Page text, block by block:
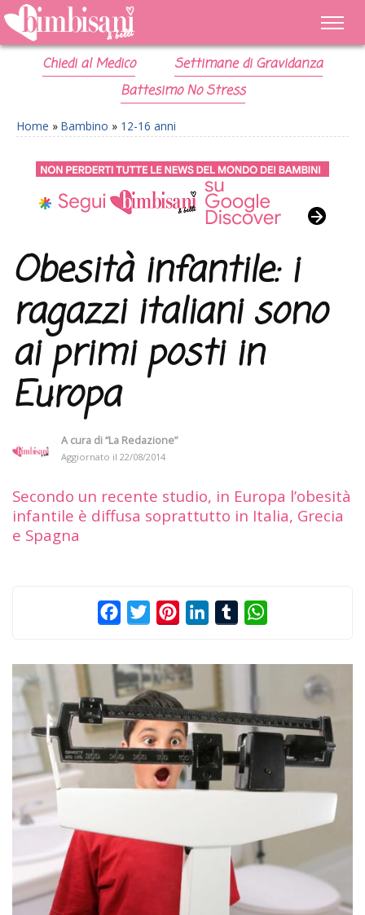
Chiedi al Medico
Settimane di Gravidanza
Battesimo No Stress
Home » Bambino » 12-16 anni
Obesità infantile: i
ragazzi italiani sono
ai primi posti in
Europa
A cura di“La Redazione”
Aggiornato il 22/08/2014
Secondo un recente studio, in Europa l’obesità
infantile è diffusa soprattutto in Italia, Grecia
e Spagna
FacebookTwitterPinterestLinkedInTumblr